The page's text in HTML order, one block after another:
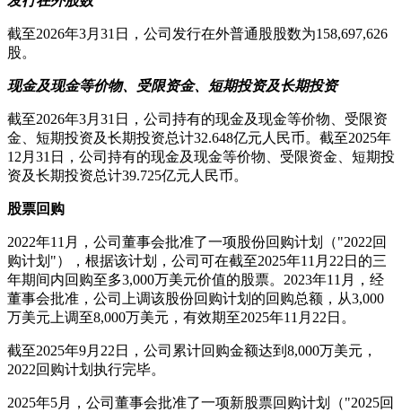
截至2026年3月31日，公司发行在外普通股股数为158,697,626
股。
现金及现金等价物、受限资金、短期投资及长期投资
截至2026年3月31日，公司持有的现金及现金等价物、受限资
金、短期投资及长期投资总计32.648亿元人民币。截至2025年
12月31日，公司持有的现金及现金等价物、受限资金、短期投
资及长期投资总计39.725亿元人民币。
股票回购
2022年11月，公司董事会批准了一项股份回购计划（"2022回
购计划"），根据该计划，公司可在截至2025年11月22日的三
年期间内回购至多3,000万美元价值的股票。2023年11月，经
董事会批准，公司上调该股份回购计划的回购总额，从3,000
万美元上调至8,000万美元，有效期至2025年11月22日。
截至2025年9月22日，公司累计回购金额达到8,000万美元，
2022回购计划执行完毕。
2025年5月，公司董事会批准了一项新股票回购计划（"2025回